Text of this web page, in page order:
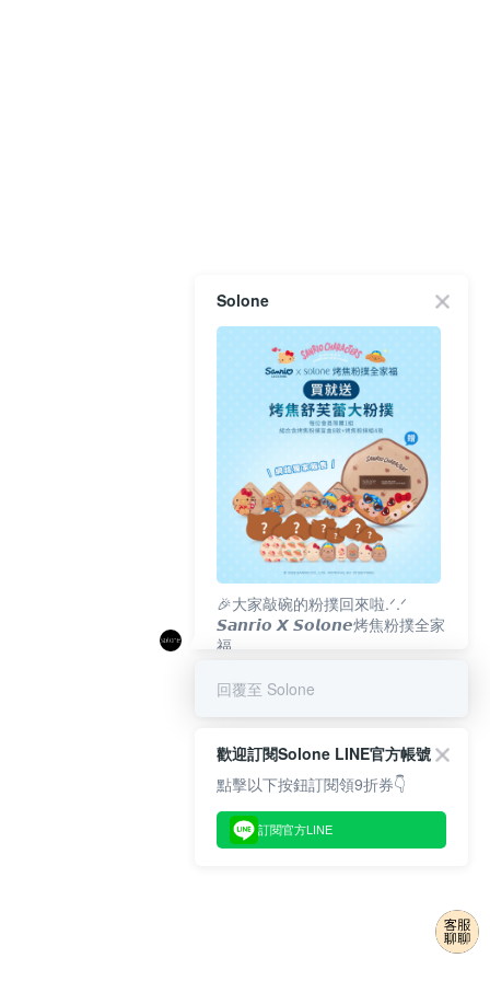
Solone
🎉大家敲碗的粉撲回來啦.ᐟ‪‪.ᐟ
𝙎𝙖𝙣𝙧𝙞𝙤 𝙓 𝙎𝙤𝙡𝙤𝙣𝙚烤焦粉撲全家
福
回覆至 Solone
歡迎訂閱Solone LINE官方帳號
點擊以下按鈕訂閱領9折券👇
訂閱官方LINE